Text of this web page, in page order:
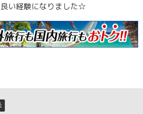
い経験になりました☆